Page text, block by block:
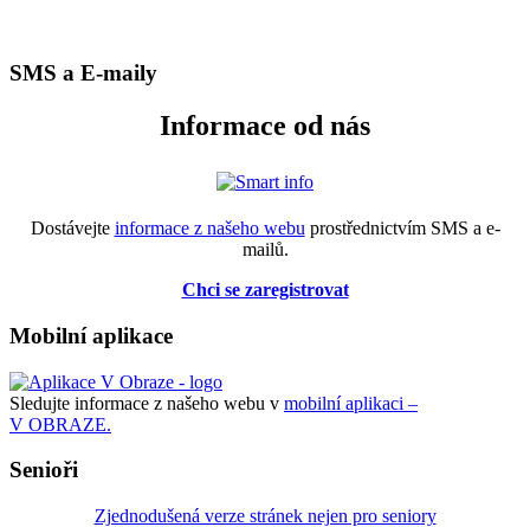
SMS a E-maily
Informace od nás
Dostávejte informace z našeho webu prostřednictvím SMS a e-
mailů.
Chci se zaregistrovat
Mobilní aplikace
Sledujte informace z našeho webu v mobilní aplikaci –
V OBRAZE.
Senioři
Zjednodušená verze stránek nejen pro seniory